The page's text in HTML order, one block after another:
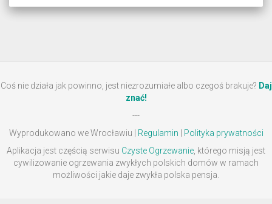
Coś nie działa jak powinno, jest niezrozumiałe albo czegoś brakuje? Daj
znać!
---
Wyprodukowano we Wrocławiu | Regulamin
Polityka prywatności
Aplikacja jest częścią serwisu Czyste Ogrzewanie , którego misją jest
cywilizowanie ogrzewania zwykłych polskich domów w ramach
możliwości jakie daje zwykła polska pensja.